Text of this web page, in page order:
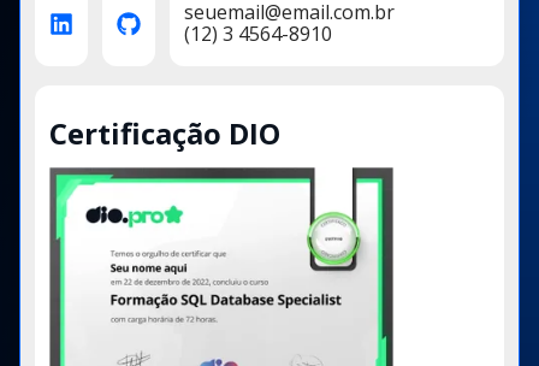
seuemail@email.com.br
(12) 3 4564-8910
Certificação DIO